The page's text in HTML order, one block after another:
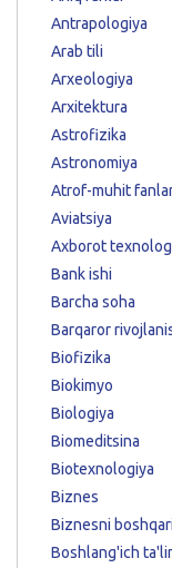
Antrapologiya
Arab tili
Arxeologiya
Arxitektura
Astrofizika
Astronomiya
Atrof-muhit
Aviatsiya
Axborot
Bank ishi
Barcha soha
Barqaror
Biofizika
Biokimyo
Biologiya
Biomeditsina
Biotexnologiya
Biznes
Biznesni
Boshlang'ich